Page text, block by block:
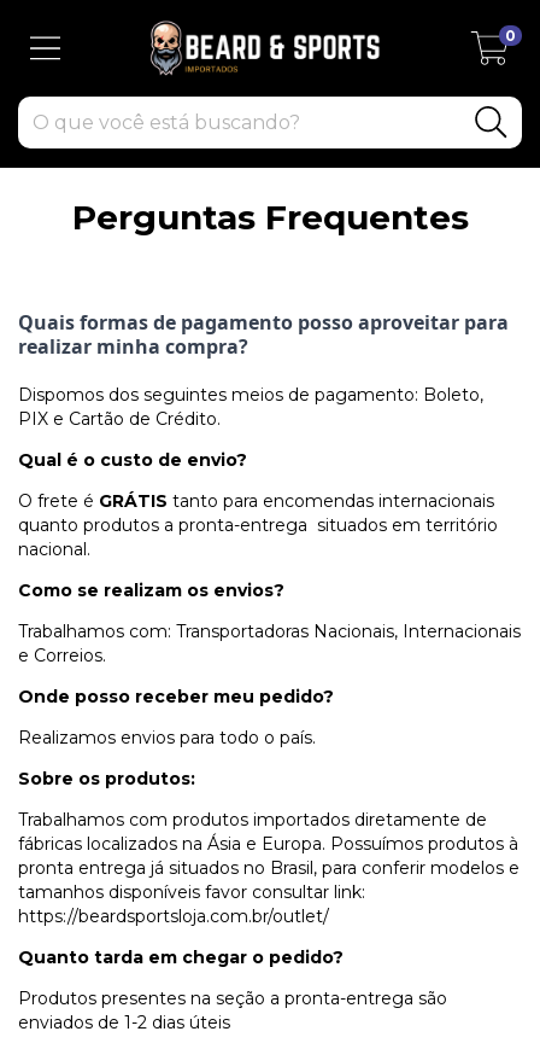
0
Perguntas Frequentes
Quais formas de pagamento posso aproveitar para
realizar minha compra?
Dispomos dos seguintes meios de pagamento: Boleto,
PIX e Cartão de Crédito.
Qual é o custo de envio?
O frete é GRÁTIS tanto para encomendas internacionais
quanto produtos a pronta-entrega situados em território
nacional.
Como se realizam os envios?
Trabalhamos com: Transportadoras Nacionais, Internacionais
e Correios.
Onde posso receber meu pedido?
Realizamos envios para todo o país.
Sobre os produtos:
Trabalhamos com produtos importados diretamente de
fábricas localizados na Ásia e Europa. Possuímos produtos à
pronta entrega já situados no Brasil, para conferir modelos e
tamanhos disponíveis favor consultar link:
https://beardsportsloja.com.br/outlet/
Quanto tarda em chegar o pedido?
Produtos presentes na seção a pronta-entrega são
enviados de 1-2 dias úteis